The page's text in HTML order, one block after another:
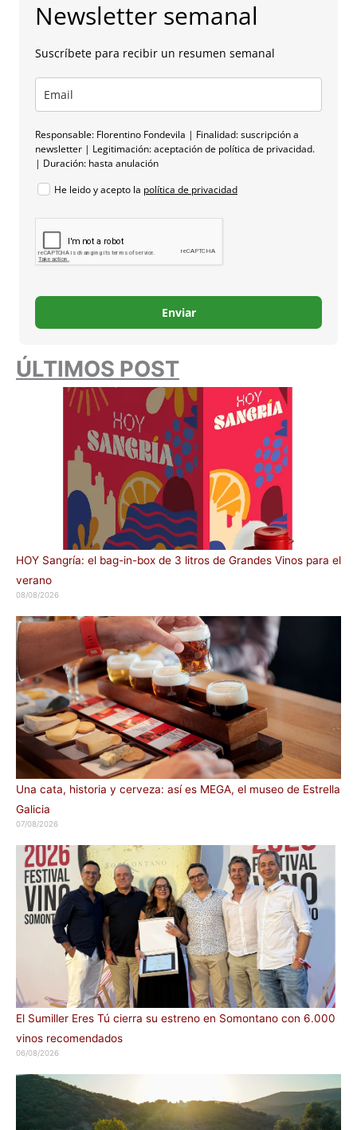
Newsletter semanal
Suscríbete para recibir un resumen semanal
Responsable: Florentino Fondevila | Finalidad: suscripción a
newsletter | Legitimación: aceptación de política de privacidad.
| Duración: hasta anulación
He leido y acepto la política de privacidad
Enviar
ÚLTIMOS POST
HOY Sangría: el bag-in-box de 3 litros de Grandes Vinos para el
verano
08/08/2026
Una cata, historia y cerveza: así es MEGA, el museo de Estrella
Galicia
07/08/2026
El Sumiller Eres Tú cierra su estreno en Somontano con 6.000
vinos recomendados
06/08/2026